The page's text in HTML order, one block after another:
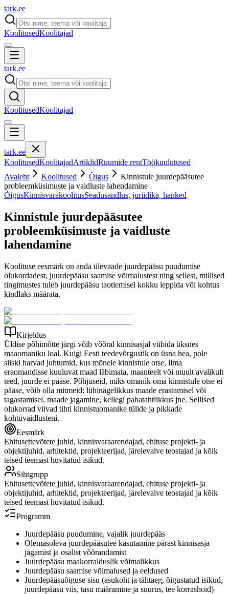
tark.ee
KoolitusedKoolitajad
tark.ee
KoolitusedKoolitajad
tark.ee
KoolitusedKoolitajadArtiklidRuumide rentTöökuulutused
Avaleht
Koolitused Õigus
Kinnistule juurdepääsutee
probleemküsimuste ja vaidluste lahendamine
ÕigusKinnisvarakoolitusSeadusandlus, juriidika, hanked
Kinnistule juurdepääsutee
probleemküsimuste ja vaidluste
lahendamine
Koolituse eesmärk on anda ülevaade juurdepääsu puudumise
olukordadest, juurdepääsu saamise võimalustest ning sellest, millised
tingimustes tuleb juurdepääsu taotlemisel kokku leppida või kohtus
kindlaks määrata.
Kirjeldus
Üldise põhimõtte järgi võib võõral kinnisasjal viibida üksnes
maaomaniku loal. Kuigi Eesti teedevõrgustik on üsna hea, pole
siiski harvad juhtumid, kus mõnele kinnistule otse, ilma
eraomandisse kuuluvat maad läbimata, maanteelt või muult avalikult
teed, juurde ei pääse. Põhjuseid, miks omanik oma kinnistule otse ei
pääse, võib olla mitmeid: lühinägelikkus maade erastamisel või
tagastamisel, maade jagamine, kellegi pahatahtlikkus jne. Sellised
olukorrad viivad tihti kinnistuomanike tülide ja pikkade
kohtuvaidlusteni.
Eesmärk
Ehitusettevõtete juhid, kinnisvaraarendajad, ehituse projekti- ja
objektijuhid, arhitektid, projekteerijad, järelevalve teostajad ja kõik
teised teemast huvitatud isikud.
Sihtgrupp
Ehitusettevõtete juhid, kinnisvaraarendajad, ehituse projekti- ja
objektijuhid, arhitektid, projekteerijad, järelevalve teostajad ja kõik
teised teemast huvitatud isikud.
Programm
Juurdepääsu puudumine, vajalik juurdepääs
Olemasoleva juurdepääsutee kasutamine pärast kinnisasja
jagamist ja osalist võõrandamist
Juurdepääsu maakorralduslik võimalikkus
Juurdepääsu saamise võimalused ja eeldused
Juurdepääsuõiguse sisu (asukoht ja tähtaeg, õigustatud isikud,
juurdepääsu viis, tasu määramine ja suurus, tee korrashoid)